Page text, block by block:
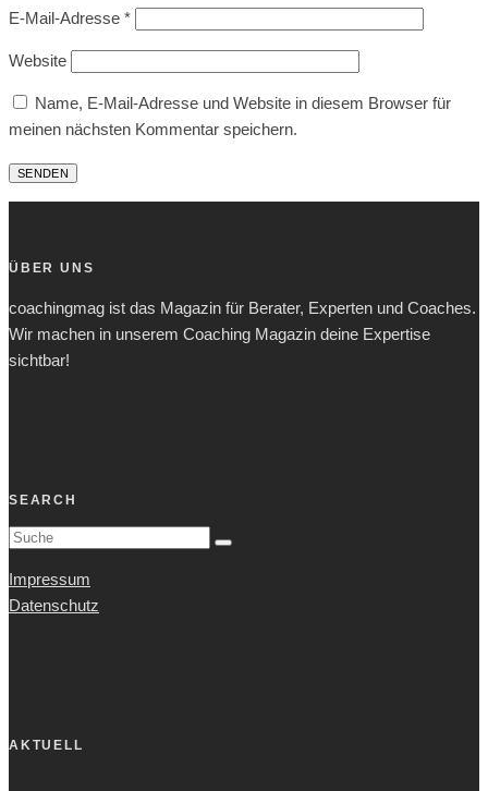
E-Mail-Adresse *
Website
Name, E-Mail-Adresse und Website in diesem Browser für
meinen nächsten Kommentar speichern.
ÜBER UNS
coachingmag ist das Magazin für Berater, Experten und Coaches.
Wir machen in unserem Coaching Magazin deine Expertise
sichtbar!
SEARCH
Impressum
Datenschutz
AKTUELL